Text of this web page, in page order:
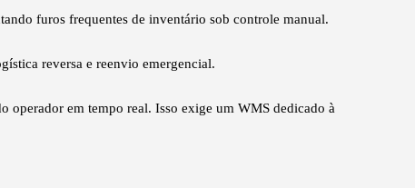
furos frequentes de inventário sob controle manual.
reversa e reenvio emergencial.
operador em tempo real. Isso exige um WMS dedicado à